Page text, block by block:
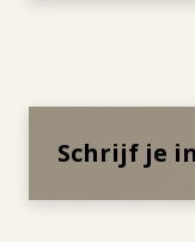
Schrijf je